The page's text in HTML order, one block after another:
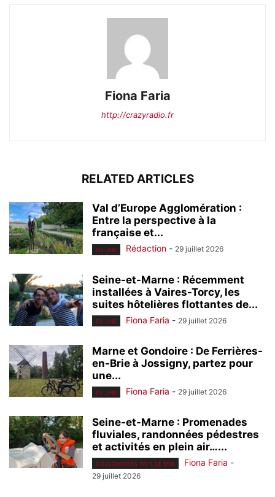
Fiona Faria
http://crazyradio.fr
RELATED ARTICLES
Val d’Europe Agglomération :
Entre la perspective à la
française et...
EN UNE Rédaction - 29 juillet 2026
Seine-et-Marne : Récemment
installées à Vaires-Torcy, les
suites hôtelières flottantes de...
EN UNE Fiona Faria - 29 juillet 2026
Marne et Gondoire : De Ferrières-
en-Brie à Jossigny, partez pour
une...
EN UNE Fiona Faria - 29 juillet 2026
Seine-et-Marne : Promenades
fluviales, randonnées pédestres
et activités en plein air…...
COULOMMIERS PAYS DE BRIE Fiona Faria -
29 juillet 2026